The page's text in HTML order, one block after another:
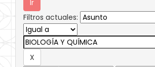
Filtros actuales: